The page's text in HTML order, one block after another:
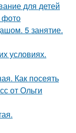
для детей
фото
5 занятие.
условиях.
Как посеять
от Ольги